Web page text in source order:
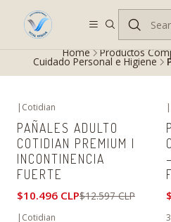
Despacho gratis en RM desde
Home Productos
Cuidado Personal e Higiene
-17%
| Cotidian
PAÑALES ADULTO
COTIDIAN PREMIUM |
INCONTINENCIA
FUERTE
$10.496 CLP$12.597 CLP
|
| Cotidian